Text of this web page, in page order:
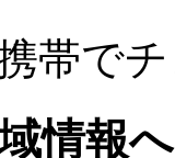
帯でチ
情報へ